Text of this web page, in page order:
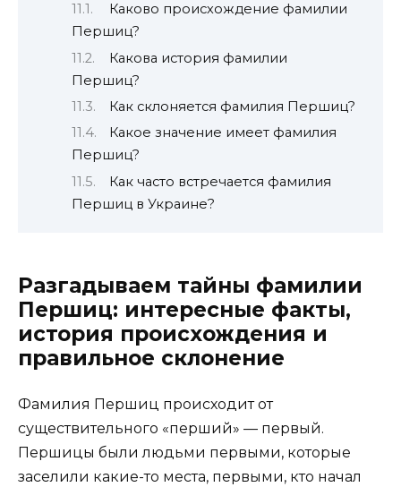
Каково происхождение фамилии
Першиц?
Какова история фамилии
Першиц?
Как склоняется фамилия Першиц?
Какое значение имеет фамилия
Першиц?
Как часто встречается фамилия
Першиц в Украине?
Разгадываем тайны фамилии
Першиц: интересные факты,
история происхождения и
правильное склонение
Фамилия Першиц происходит от
существительного «перший» — первый.
Першицы были людьми первыми, которые
заселили какие-то места, первыми, кто начал